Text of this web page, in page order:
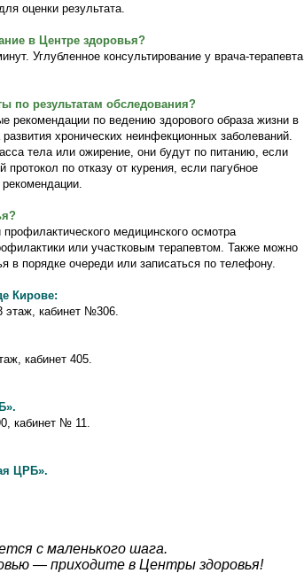
оценки результата.
в Центре здоровья?
Углубленное консультирование у врача-терапевта
по результатам обследования?
по ведению здорового образа жизни в
хронических неинфекционных заболеваний.
тела или ожирение, они будут по питанию, если
по отказу от курения, если пагубное
медицинского осмотра
или участковым терапевтом. Также можно
в порядке очереди или записаться по телефону.
Кирове:
этаж, кабинет №306.
кабинет 405.
кабинет № 11.
ЦРБ».
с маленького шага.
— приходите в Центры здоровья!